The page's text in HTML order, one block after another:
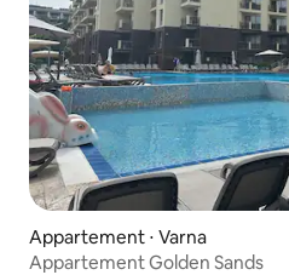
Appartement ⋅ Varna
Appartement Golden Sands